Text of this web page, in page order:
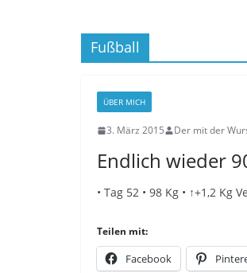
Fußball
ÜBER MICH
3. März 2015 Der mit der
Endlich wieder
• Tag 52 • 98 Kg • ↑+1,2
Teilen mit:
Facebook